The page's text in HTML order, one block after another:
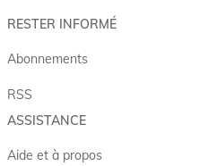
RESTER INFORMÉ
Abonnements
RSS
ASSISTANCE
Aide et à propos